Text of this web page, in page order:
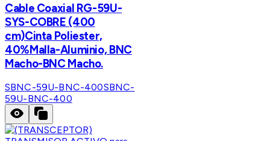
Cable Coaxial RG-59U-
SYS-COBRE (400
cm)Cinta Poliester,
40%Malla-Aluminio, BNC
Macho-BNC Macho.
SBNC-59U-BNC-400SBNC-
59U-BNC-400